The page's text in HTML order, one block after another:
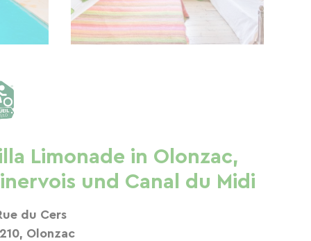
Limonade in Olonzac,
und Canal du Midi
du Cers
Olonzac